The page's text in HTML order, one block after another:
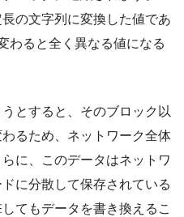
の文字列に変換した値であ
わると全く異なる値になる
とすると、そのブロック以
るため、ネットワーク全体
に、このデータはネットワ
に分散して保存されている
てもデータを書き換えるこ